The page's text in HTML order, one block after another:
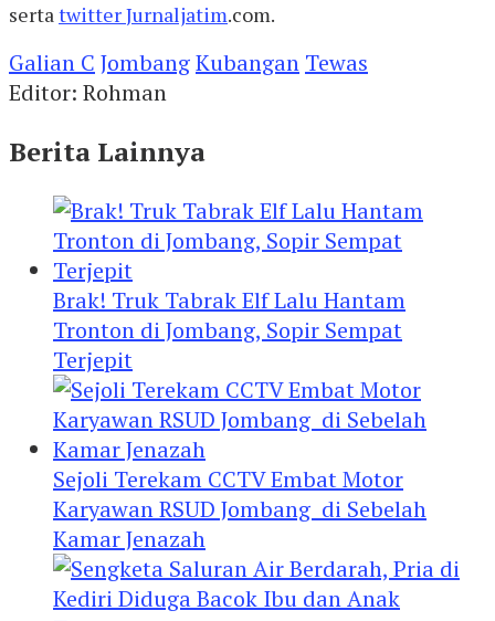
serta twitterJurnaljatim.com.
Galian C JombangKubangan Tewas
Editor: Rohman
Berita Lainnya
Brak! Truk Tabrak Elf Lalu Hantam
Tronton di Jombang, Sopir Sempat
Terjepit
Sejoli Terekam CCTV Embat Motor
Karyawan RSUD Jombang di Sebelah
Kamar Jenazah